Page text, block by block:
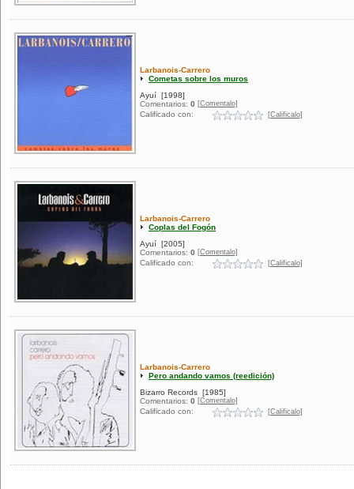
Larbanois-Carrero
Cometas sobre los muros
Ayuí [1998]
Comentarios: 0 [Comentalo]
Calificado con: [Calificalo]
Larbanois-Carrero
Coplas del Fogón
Ayuí [2005]
Comentarios: 0 [Comentalo]
Calificado con: [Calificalo]
Larbanois-Carrero
Pero andando vamos (reedición)
Bizarro Records [1985]
Comentarios: 0 [Comentalo]
Calificado con: [Calificalo]